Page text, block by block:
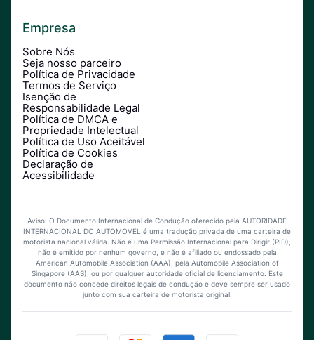
Empresa
Sobre Nós
Seja nosso parceiro
Política de Privacidade
Termos de Serviço
Isenção de
Responsabilidade Legal
Política de DMCA e
Propriedade Intelectual
Política de Uso Aceitável
Política de Cookies
Declaração de
Acessibilidade
Aviso: O Documento Internacional de Condução oferecido pela AUTORIDADE
INTERNACIONAL DO AUTOMÓVEL é uma tradução privada de uma carteira de
motorista nacional válida. Não é uma Permissão Internacional para Dirigir (PID),
não é emitido por nenhum governo, e não é afiliado ou endossado pela
American Automobile Association (AAA), pela Automobile Association of
Singapore (AAS), ou por qualquer autoridade oficial de licenciamento. Este
documento não concede direitos legais de condução e deve sempre ser usado
junto com sua carteira de motorista original.